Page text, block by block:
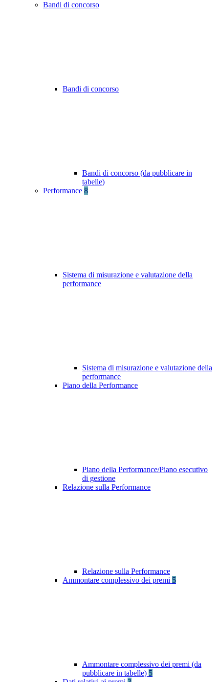
Bandi di concorso
Bandi di concorso
Bandi di concorso (da pubblicare in
tabelle)
Performance 8
Sistema di misurazione e valutazione della
performance
Sistema di misurazione e valutazione della
performance
Piano della Performance
Piano della Performance/Piano esecutivo
di gestione
Relazione sulla Performance
Relazione sulla Performance
Ammontare complessivo dei premi 5
Ammontare complessivo dei premi (da
pubblicare in tabelle) 5